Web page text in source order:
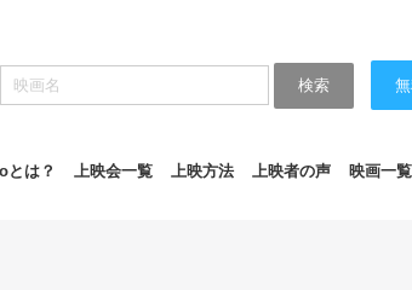
検索
とは？ 上映会一覧 上映方法 上映者の声 映画一覧